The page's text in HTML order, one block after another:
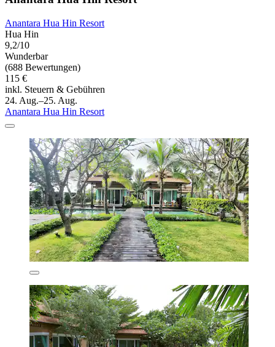
Anantara Hua Hin Resort
Hua Hin
9,2/10
Wunderbar
(688 Bewertungen)
115 €
inkl. Steuern & Gebühren
24. Aug.–25. Aug.
Anantara Hua Hin Resort